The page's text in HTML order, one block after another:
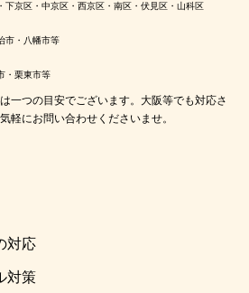
下京区・中京区・西京区・南区・伏見区・山科区
市・八幡市等
・栗東市等
一つの目安でございます。大阪等でも対応さ
軽にお問い合わせくださいませ。
対応
対策